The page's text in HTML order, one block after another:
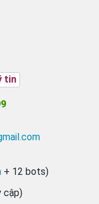
tin
+ 12 bots)
cập)